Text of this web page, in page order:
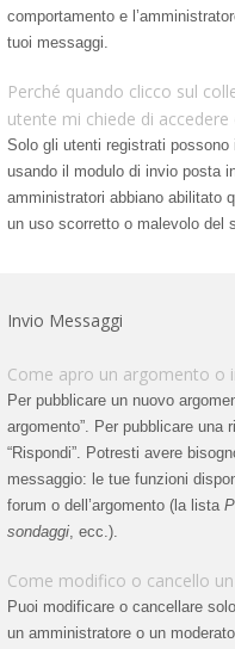
comportamento e
tuoi messaggi.
Perché quando clicco sul
utente mi chiede di
Solo gli utenti registrati
usando il modulo di invio posta
amministratori abbiano abilitato
un uso scorretto o malevolo del
Invio Messaggi
Come apro un argomento o
Per pubblicare un nuovo
argomento”. Per pubblicare
“Rispondi”. Potresti avere
messaggio: le tue funzioni
forum o dell’argomento (la lista
sondaggi, ecc.).
Come modifico o cancello
Puoi modificare o cancellare
un amministratore o un